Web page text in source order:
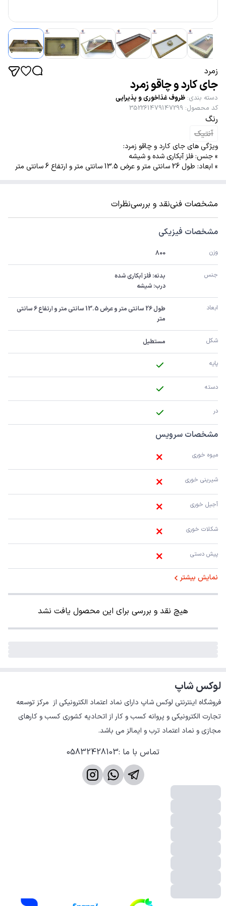
زمرد
جای کارد و چاقو زمرد
دسته بندی: ظروف غذاخوری و پذیرایی
کد محصول:
352261479147299
رنگ
آنتیک
ویژگی های جای کارد و چاقو زمرد:
» جنس: فلز آبکاری شده و شیشه
» ابعاد: طول 26 سانتی متر و عرض 13.5 سانتی متر و ارتفاع 6 سانتی متر
مشخصات فنینقد و بررسینظرات
مشخصات فیزیکی
وزن 800
جنس
درب: شیشه
ابعاد
متر
شکل مستطیل
پایه
دسته
در
مشخصات سرویس
میوه خوری
شیرینی خوری
آجیل خوری
شکلات خوری
پیش دستی
نمایش بیشتر
هیچ نقد و بررسی برای این محصول یافت نشد
لوکس شاپ
مجازی و نماد اعتماد ترب و ایمالز می باشد.
تماس با ما :
05832428103